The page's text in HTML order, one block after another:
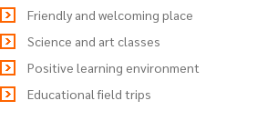
Friendly and welcoming place
Science and art classes
Positive learning environment
Educational field trips